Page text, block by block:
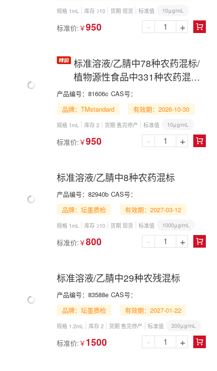
规格 1mL 库存 ≥10 货期 现货 标准值 10μg/mL
标准价: ￥950 
- +
标准溶液/乙腈中78种农药混标/
植物源性食品中331种农药混标-
组5/GB 23200.121-2021/78
Pesticide Mix in Acetonitrile
产品编号： 81606c CAS号：
品牌：TMstandard
有效期：2026-10-30
规格 1mL 库存 2 货期 售完停产 标准值 10μg/mL
标准价: ￥950 
- +
标准溶液/乙腈中8种农药混标
产品编号： 82940b CAS号：
品牌：坛墨质检
有效期：2027-03-12
规格 1mL 库存 ≥10 货期 现货 标准值 1000μg/mL
标准价: ￥800 
- +
标准溶液/乙腈中29种农残混标
产品编号： 83588e CAS号：
品牌：坛墨质检
有效期：2027-01-22
规格 1.2mL 库存 2 货期 售完停产 标准值 200μg/mL
标准价: ￥ 1500 
- +